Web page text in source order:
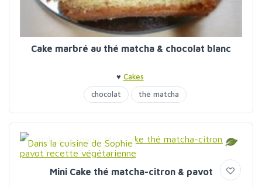
Cake marbré au thé matcha & chocolat blanc
♥ Cakes
chocolat
thé matcha
Dans la cuisine de Sophie
Mini Cake thé matcha-citron & pavot